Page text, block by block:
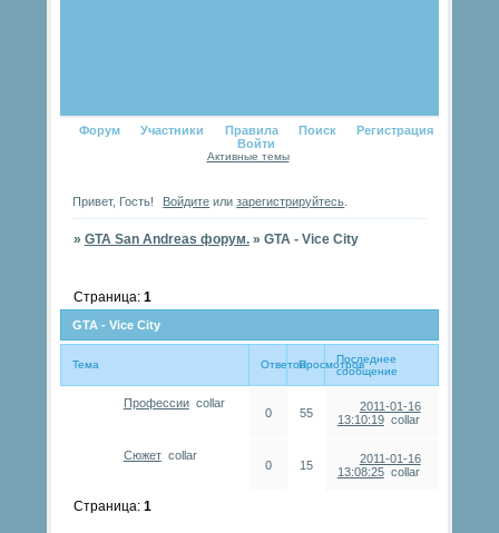
Форум Участники Правила Поиск
Регистрация
Войти
Активные темы
Привет, Гость! Войдите илизарегистрируйтесь
» GTA San Andreas форум. » GTA - Vice City
GTA - Vice City
Страница: 1
Тема ОтветовПросмотровПоследнее
сообщение
Профессии collar
0 55
2011-01-16
13:10:19 collar
Сюжет collar
0 15
2011-01-16
13:08:25 collar
Страница: 1